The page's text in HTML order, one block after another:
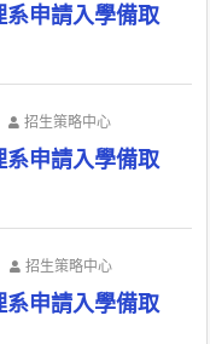
系申請入學備取
招生策略中心
系申請入學備取
招生策略中心
系申請入學備取